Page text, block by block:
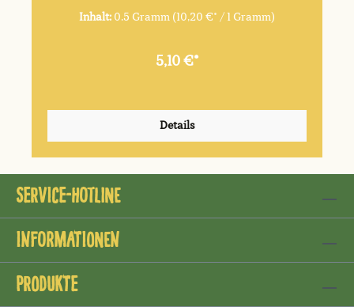
Inhalt: 0.5 Gramm (10,20 €* / 1 Gramm)
5,10 €*
Details
Service-Hotline
Informationen
Produkte